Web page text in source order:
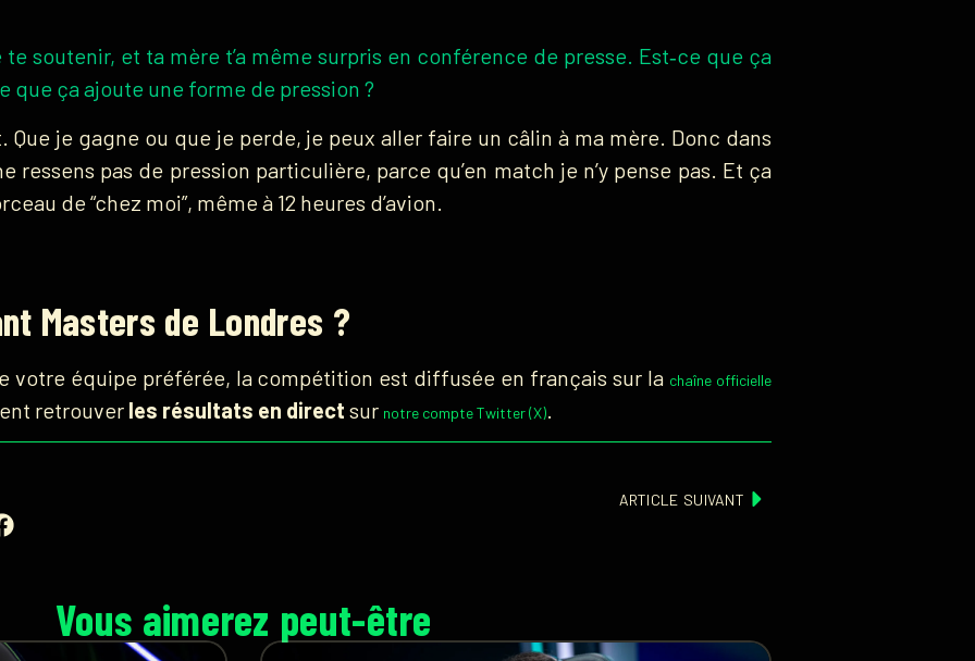
soutenir, et ta mère t’a même surpris en conférence de presse. Est‑ce que ça
que ça ajoute une forme de pression ?
Que je gagne ou que je perde, je peux aller faire un câlin à ma mère. Donc dans
ressens pas de pression particulière, parce qu’en match je n’y pense pas. Et ça
de “chez moi”, même à 12 heures d’avion.
Masters de Londres ?
votre équipe préférée, la compétition est diffusée en français sur la chaîne officielle
retrouver les résultats en direct sur notre compte Twitter (X).
ARTICLE SUIVANT
Vous aimerez peut-être